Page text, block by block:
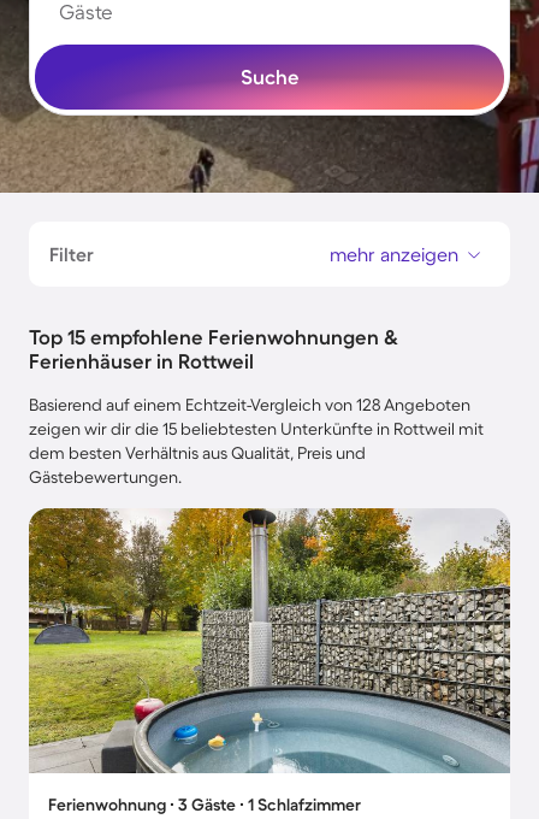
Gäste
Suche
Filter mehr anzeigen
Top 15 empfohlene Ferienwohnungen &
Ferienhäuser in Rottweil
Basierend auf einem Echtzeit-Vergleich von 128 Angeboten
zeigen wir dir die 15 beliebtesten Unterkünfte in Rottweil mit
dem besten Verhältnis aus Qualität, Preis und
Gästebewertungen.
Ferienwohnung ∙ 3 Gäste ∙ 1 Schlafzimmer